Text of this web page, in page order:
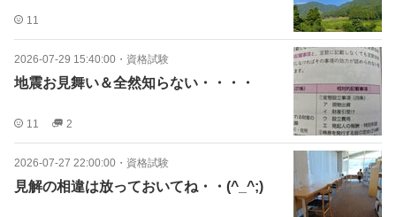
11
2026-07-29 15:40:00 ・ 資格試験
地震お見舞い＆全然知らない・・・・
11 2
2026-07-27 22:00:00 ・ 資格試験
見解の相違は放っておいてね・・(^_^;)